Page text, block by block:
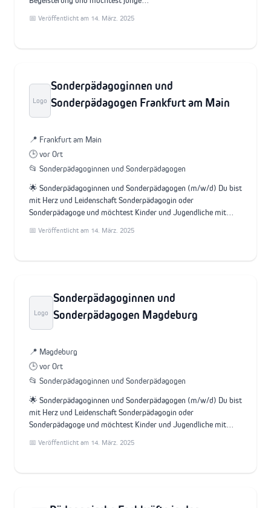
📅 Veröffentlicht am 14. März. 2025
Logo
Sonderpädagoginnen und
Sonderpädagogen Frankfurt am Main
📍 Frankfurt am Main
🕒 vor Ort
📂 Sonderpädagoginnen und Sonderpädagogen
🌟 Sonderpädagoginnen und Sonderpädagogen (m/w/d) Du bist
mit Herz und Leidenschaft Sonderpädagogin oder
Sonderpädagoge und möchtest Kinder und Jugendliche mit…
📅 Veröffentlicht am 14. März. 2025
Logo
Sonderpädagoginnen und
Sonderpädagogen Magdeburg
📍 Magdeburg
🕒 vor Ort
📂 Sonderpädagoginnen und Sonderpädagogen
🌟 Sonderpädagoginnen und Sonderpädagogen (m/w/d) Du bist
mit Herz und Leidenschaft Sonderpädagogin oder
Sonderpädagoge und möchtest Kinder und Jugendliche mit…
📅 Veröffentlicht am 14. März. 2025